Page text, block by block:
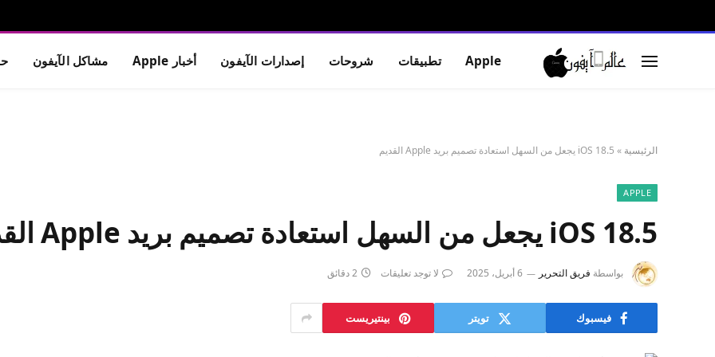
Apple تطبيقات شروحات إصدارات الآيفون أخبار Apple مشاكل الآيفون
الرئيسية » iOS 18.5 يجعل من السهل استعادة تصميم بريد Apple القديم
APPLE
iOS 18.5 يجعل من السهل استعادة تصميم بريد Apple القديم
بواسطة فريق التحرير 6 أبريل، 2025 لا توجد تعليقات 2 دقائق
فيسبوك تويتر بينتيريست